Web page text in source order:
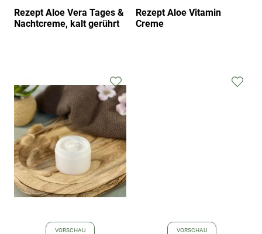
Rezept Aloe Vera Tages &
Nachtcreme, kalt gerührt
Rezept Aloe Vitamin
Creme
VORSCHAU
Zur
Wunschliste
hinzufügen
VORSCHAU
Zur